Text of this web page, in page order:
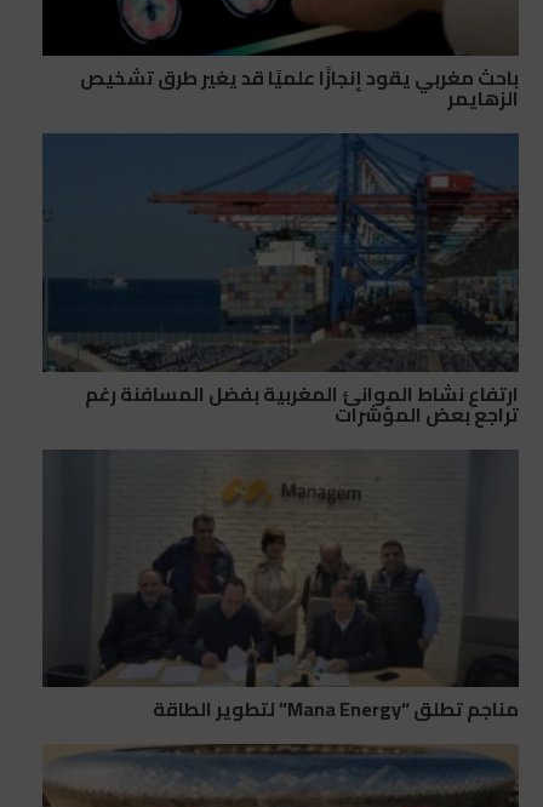
باحث مغربي يقود إنجازًا علميًا قد يغير طرق تشخيص
الزهايمر
ارتفاع نشاط الموانئ المغربية بفضل المسافنة رغم
تراجع بعض المؤشرات
مناجم تطلق “Mana Energy” لتطوير الطاقة